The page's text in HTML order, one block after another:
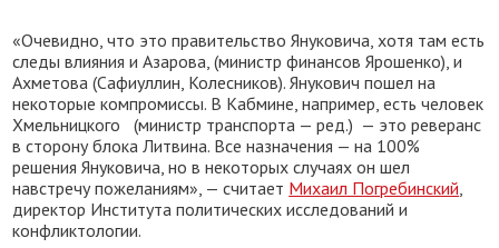
«Очевидно, что это правительство Януковича, хотя там есть
следы влияния и Азарова, (министр финансов Ярошенко), и
Ахметова (Сафиуллин, Колесников). Янукович пошел на
некоторые компромиссы. В Кабмине, например, есть человек
Хмельницкого (министр транспорта — ред.) — это реверанс
в сторону блока Литвина. Все назначения — на 100%
решения Януковича, но в некоторых случаях он шел
навстречу пожеланиям», — считает Михаил Погребинский,
директор Института политических исследований и
конфликтологии.